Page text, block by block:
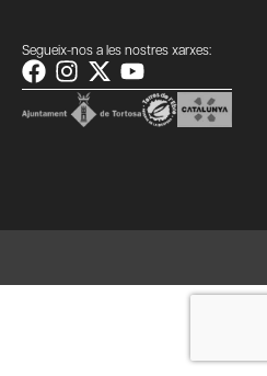
Segueix-nos a les nostres xarxes: